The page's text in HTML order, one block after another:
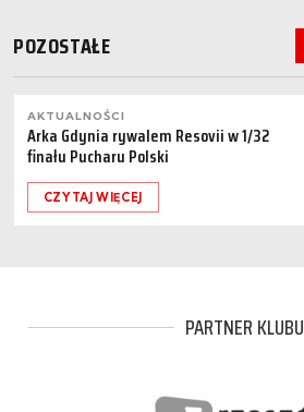
POZOSTAŁE
AKTUALNOŚCI
Arka Gdynia rywalem Resovii w 1/32
finału Pucharu Polski
CZYTAJ WIĘCEJ
PARTNER KLUBU